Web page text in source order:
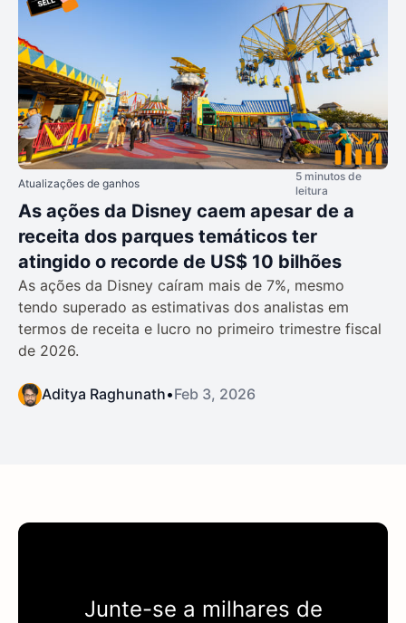
Atualizações de ganhos
5 minutos de
leitura
As ações da Disney caem apesar de a
receita dos parques temáticos ter
atingido o recorde de US$ 10 bilhões
As ações da Disney caíram mais de 7%, mesmo
tendo superado as estimativas dos analistas em
termos de receita e lucro no primeiro trimestre fiscal
de 2026.
Aditya Raghunath•Feb 3, 2026
Junte-se a milhares de